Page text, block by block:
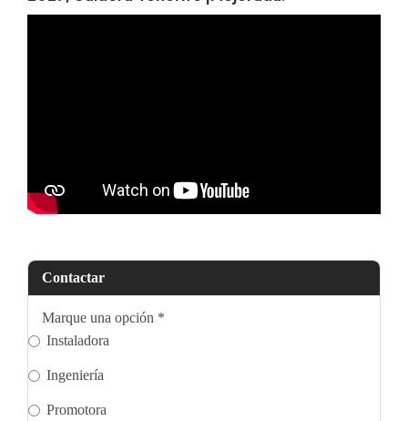
Contactar
Marque una opción *
Instaladora
Ingeniería
Promotora